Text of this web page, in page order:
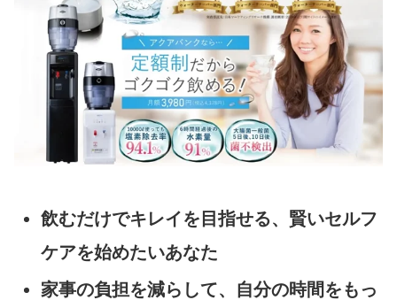
飲むだけでキレイを目指せる、賢いセルフ
ケアを始めたいあなた
家事の負担を減らして、自分の時間をもっ